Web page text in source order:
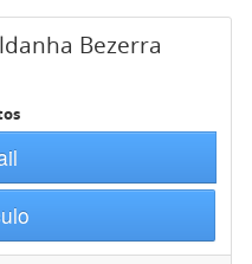
Bezerra